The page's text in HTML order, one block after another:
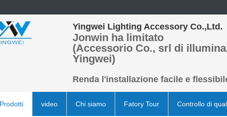
Yingwei Lighting Accessory Co.,Ltd.
Jonwin ha limitato
(Accessorio Co., srl di
Yingwei)
Renda l'installazione facile e
Prodotti video Chi siamo Fatory Tour Controllo di